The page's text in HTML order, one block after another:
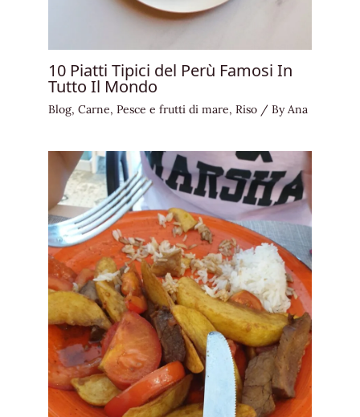
10 Piatti Tipici del Perù Famosi In
Tutto Il Mondo
Blog, Carne, Pesce e frutti di mare, Riso / ByAna